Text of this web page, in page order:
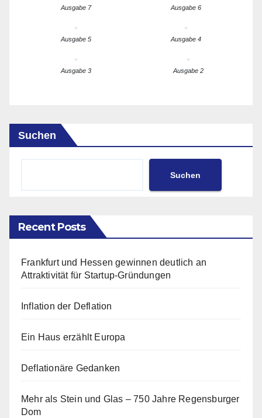
Ausgabe 7 Ausgabe 6
Ausgabe 5 Ausgabe 4
Ausgabe 3 Ausgabe 2
Suchen
Suchen
Recent Posts
Frankfurt und Hessen gewinnen deutlich an
Attraktivität für Startup-Gründungen
Inflation der Deflation
Ein Haus erzählt Europa
Deflationäre Gedanken
Mehr als Stein und Glas – 750 Jahre Regensburger
Dom